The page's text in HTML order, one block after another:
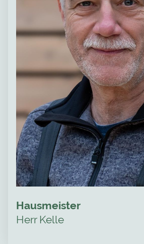
Hausmeister
Herr Kelle